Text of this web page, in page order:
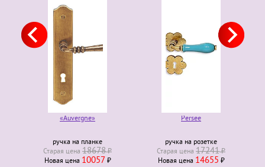
«Auvergne»
ручка на планке
Старая ценa 18678₽
Новая ценa 10057 ₽
Persee
ручка на розетке
Старая ценa 17241₽
Новая ценa 14655 ₽